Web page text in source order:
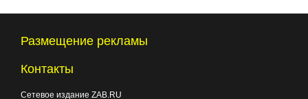
Размещение рекламы
Контакты
Сетевое издание ZAB.RU